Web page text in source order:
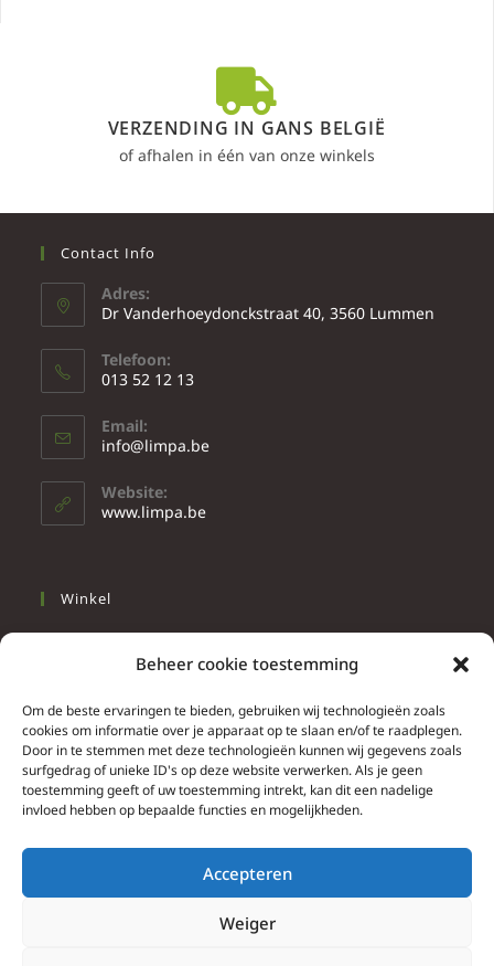
Beheer cookie toestemming
Om de beste ervaringen te bieden, gebruiken wij technologieën zoals
cookies om informatie over je apparaat op te slaan en/of te raadplegen.
Door in te stemmen met deze technologieën kunnen wij gegevens zoals
surfgedrag of unieke ID's op deze website verwerken. Als je geen
toestemming geeft of uw toestemming intrekt, kan dit een nadelige
invloed hebben op bepaalde functies en mogelijkheden.
Accepteren
Weiger
VERZENDING IN GANS BELGIË
of afhalen in één van onze winkels
Contact Info
Adres:
Dr Vanderhoeydonckstraat 40, 3560 Lummen
Telefoon:
013 52 12 13
Email:
info@limpa.be
Website:
www.limpa.be
Winkel
Wonen
Info
Contacteer ons